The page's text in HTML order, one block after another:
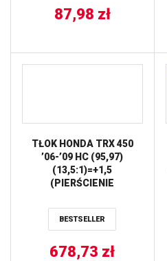
87,98 zł
TŁOK HONDA TRX 450
’06-’09 HC (95,97)
(13,5:1)=+1,5
(PIERŚCIENIE
VERTEX
BESTSELLER
678,73 zł